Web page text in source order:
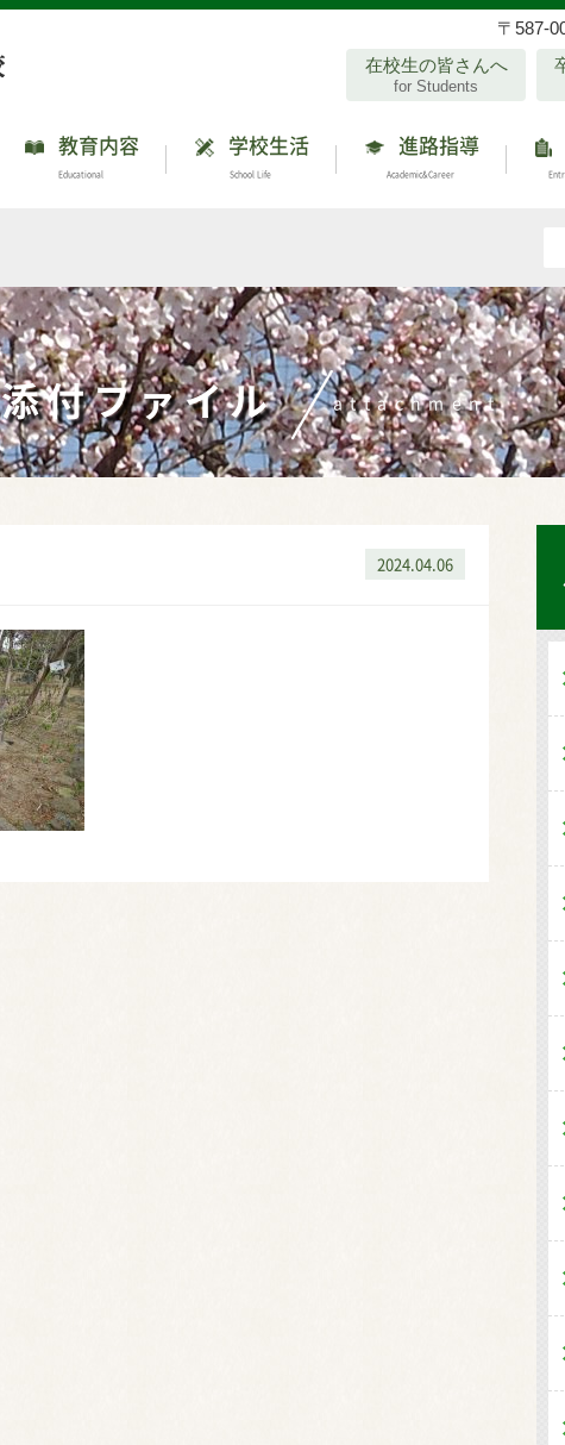
〒587-
在校生の皆さんへ
for Students
教育内容
Educational
学校生活
School Life
進路指導
Academic&Career
添付ファイル attachment
2024.04.06